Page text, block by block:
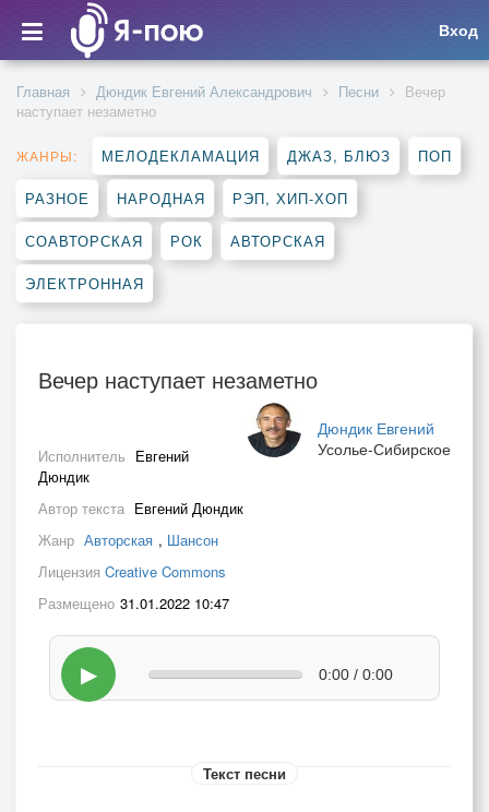
Вход
Главная Дюндик Евгений Александрович Песни
Вечер
наступает незаметно
ЖАНРЫ: МЕЛОДЕКЛАМАЦИЯ ДЖАЗ, БЛЮЗ ПОП
РАЗНОЕ НАРОДНАЯ РЭП, ХИП-ХОП
СОАВТОРСКАЯ РОК АВТОРСКАЯ
ЭЛЕКТРОННАЯ
Вечер наступает незаметно
Дюндик Евгений
Усолье-Сибирское
Исполнитель Евгений
Дюндик
Автор текста Евгений Дюндик
Жанр Авторская , Шансон
Лицензия Creative Commons
Размещено 31.01.2022 10:47
▶ 0:00 / 0:00
Текст песни